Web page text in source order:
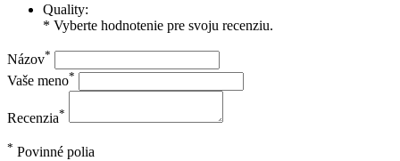
Quality:
* Vyberte hodnotenie pre svoju recenziu.
Názov*
Vaše meno*
Recenzia*
* Povinné polia